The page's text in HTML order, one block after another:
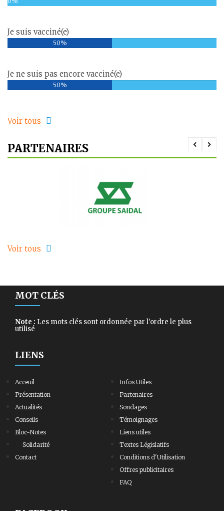
Je suis vacciné(e)
50%
Je ne suis pas encore vacciné(e)
50%
Voir tous
PARTENAIRES
Voir tous
MOT CLÉS
Note : Les mots clés sont ordonnée par l'ordre le plus
utilisé
LIENS
Acceuil
Présentation
Actualités
Conseils
Bloc-Notes
Solidarité
Contact
Infos Utiles
Partenaires
Sondages
Témoignages
Liens utiles
Textes Législatifs
Conditions d'Utilisation
Offres publicitaires
FAQ